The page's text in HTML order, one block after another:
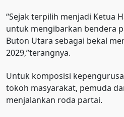
“Sejak terpilih menjadi Ketua
untuk mengibarkan bendera
Buton Utara sebagai bekal
2029,”terangnya.
Untuk komposisi
tokoh masyarakat, pemuda
menjalankan roda partai.